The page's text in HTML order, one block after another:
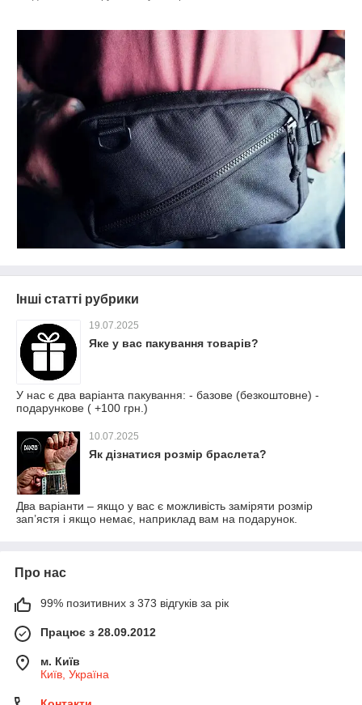
Інші статті рубрики
19.07.2025
Яке у вас пакування товарів?
У нас є два варіанта пакування: - базове (безкоштовне) -
подарункове ( +100 грн.)
10.07.2025
Як дізнатися розмір браслета?
Два варіанти – якщо у вас є можливість заміряти розмір
зап’ястя і якщо немає, наприклад вам на подарунок.
Про нас
99% позитивних з 373 відгуків за рік
Працює з 28.09.2012
м. Київ
Київ, Україна